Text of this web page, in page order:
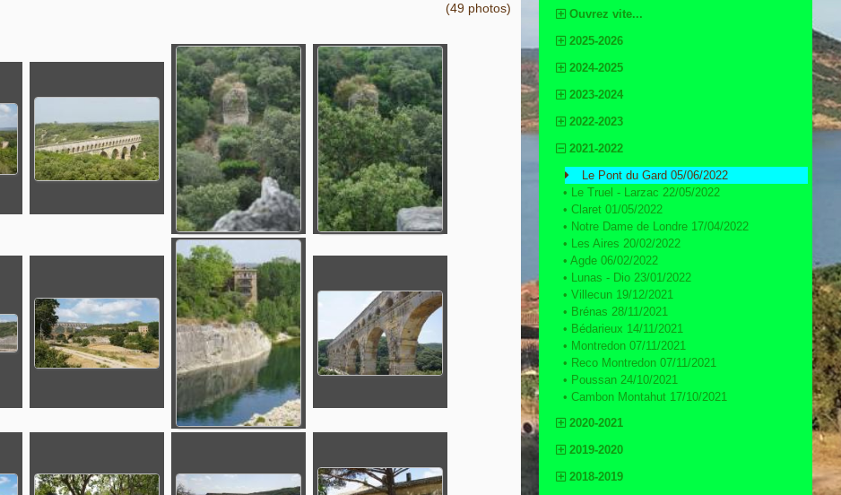
(49 photos)
Ouvrez vite...
2025-2026
2024-2025
2023-2024
2022-2023
2021-2022
Le Pont du Gard 05/06/2022
• Le Truel - Larzac 22/05/2022
• Claret 01/05/2022
• Notre Dame de Londre 17/04/2022
• Les Aires 20/02/2022
• Agde 06/02/2022
• Lunas - Dio 23/01/2022
• Villecun 19/12/2021
• Brénas 28/11/2021
• Bédarieux 14/11/2021
• Montredon 07/11/2021
• Reco Montredon 07/11/2021
• Poussan 24/10/2021
• Cambon Montahut 17/10/2021
2020-2021
2019-2020
2018-2019